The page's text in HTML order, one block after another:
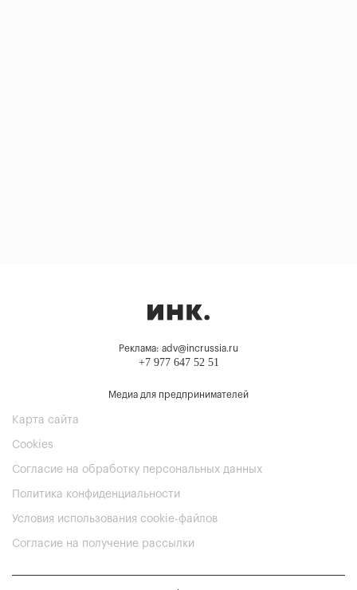
Реклама: adv@incrussia.ru
+7 977 647 52 51
Медиа для предпринимателей
Карта сайта
Cookies
Согласие на обработку персональных данных
Политика конфиденциальности
Условия использования cookie-файлов
Согласие на получение рассылки